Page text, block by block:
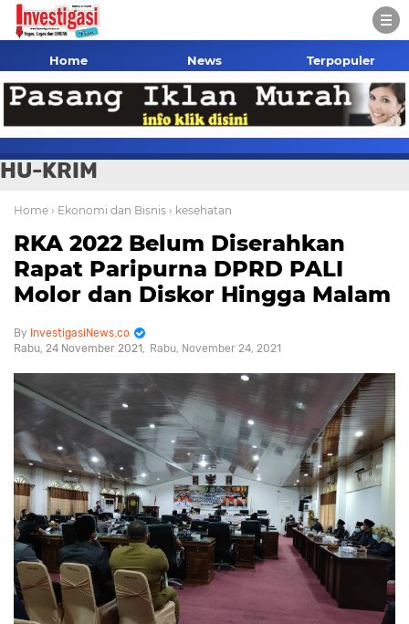
Home News Terpopuler
HU-KRIM
Home › Ekonomi dan Bisnis › kesehatan
RKA 2022 Belum Diserahkan
Rapat Paripurna DPRD PALI
Molor dan Diskor Hingga Malam
InvestigasiNews.co
Rabu, 24 November 2021
Rabu, November 24, 2021